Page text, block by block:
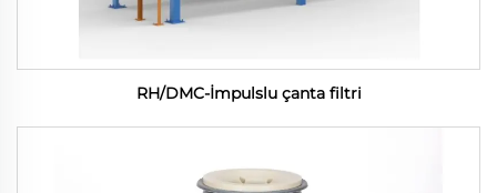
RH/DMC-İmpulslu çanta filtri